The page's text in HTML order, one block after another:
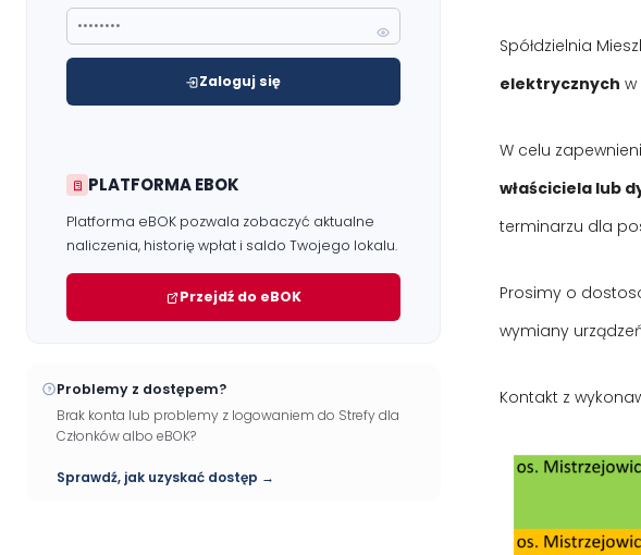
Spółdzielnia
elektrycznych w
W celu
właściciela lub
terminarzu dla
Prosimy o
wymiany
Kontakt z
Zaloguj się
PLATFORMA EBOK
Platforma eBOK pozwala zobaczyć aktualne
naliczenia, historię wpłat i saldo Twojego lokalu.
Przejdź do eBOK
Problemy z dostępem?
Brak konta lub problemy z logowaniem do Strefy dla
Członków albo eBOK?
Sprawdź, jak uzyskać dostęp →